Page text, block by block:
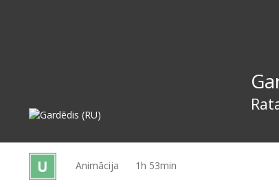
kartes
Animācija 1h 53min